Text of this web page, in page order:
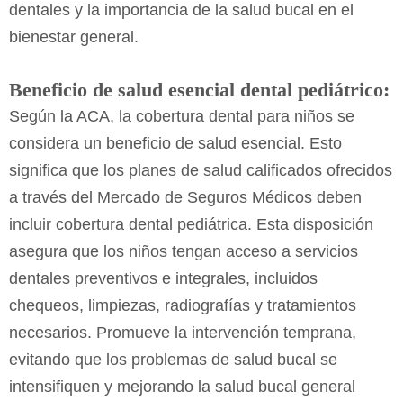
dentales y la importancia de la salud bucal en el
bienestar general.
Beneficio de salud esencial dental pediátrico:
Según la ACA, la cobertura dental para niños se
considera un beneficio de salud esencial. Esto
significa que los planes de salud calificados ofrecidos
a través del Mercado de Seguros Médicos deben
incluir cobertura dental pediátrica. Esta disposición
asegura que los niños tengan acceso a servicios
dentales preventivos e integrales, incluidos
chequeos, limpiezas, radiografías y tratamientos
necesarios. Promueve la intervención temprana,
evitando que los problemas de salud bucal se
intensifiquen y mejorando la salud bucal general